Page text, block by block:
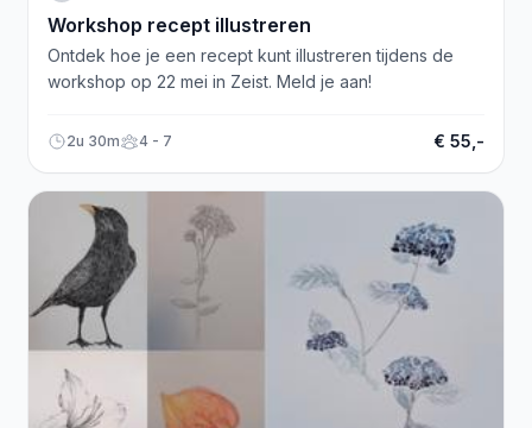
Workshop recept illustreren
Ontdek hoe je een recept kunt illustreren tijdens de
workshop op 22 mei in Zeist. Meld je aan!
2u 30m 4 - 7 € 55,-